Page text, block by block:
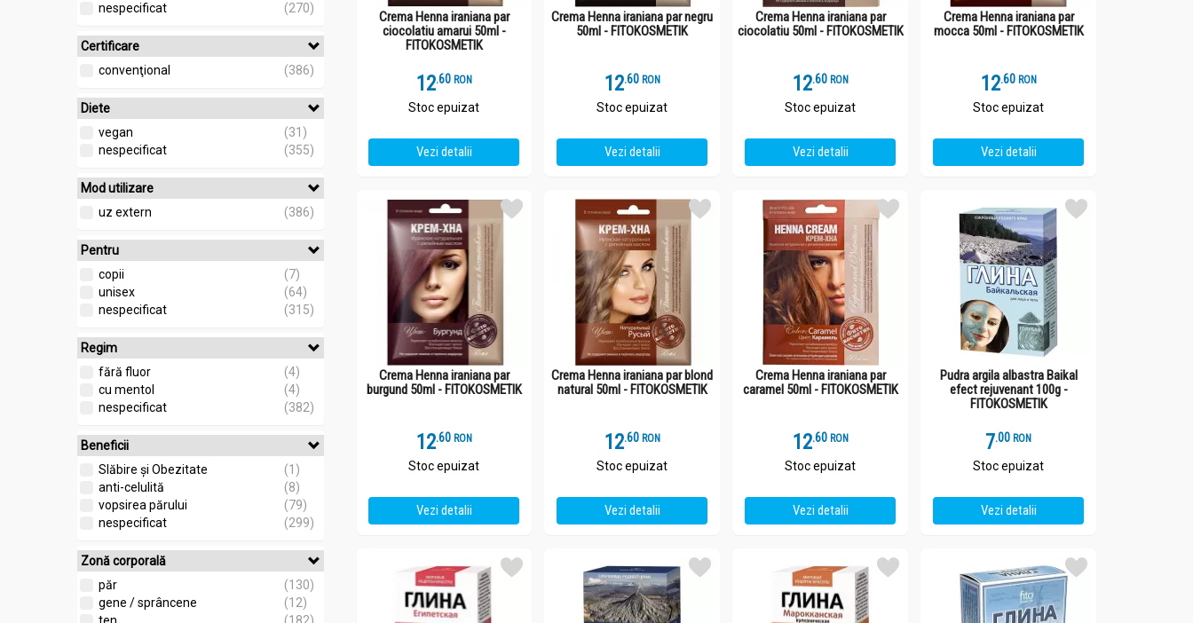
nespecificat
(270)
Certificare
convenţional
(386)
Diete
vegan
(31)
nespecificat
(355)
Mod utilizare
uz extern
(386)
Pentru
copii
(7)
unisex
(64)
nespecificat
(315)
Regim
fără fluor
(4)
cu mentol
(4)
nespecificat
(382)
Beneficii
Slăbire și Obezitate
(1)
anti-celulită
(8)
vopsirea părului
(79)
nespecificat
(299)
Zonă corporală
păr
(130)
gene / sprâncene
(12)
Crema Henna iraniana par
ciocolatiu amarui 50ml -
FITOKOSMETIK
12.6 RON
Stoc epuizat
Vezi detalii
Crema Henna iraniana par negru
50ml - FITOKOSMETIK
12.6 RON
Stoc epuizat
Vezi detalii
Crema Henna iraniana par
ciocolatiu 50ml - FITOKOSMETIK
12.6 RON
Stoc epuizat
Vezi detalii
Crema Henna iraniana par
mocca 50ml - FITOKOSMETIK
12.6 RON
Stoc epuizat
Vezi detalii
Crema Henna iraniana par
burgund 50ml - FITOKOSMETIK
12.6 RON
Stoc epuizat
Vezi detalii
Crema Henna iraniana par blond
natural 50ml - FITOKOSMETIK
12.6 RON
Stoc epuizat
Vezi detalii
Crema Henna iraniana par
caramel 50ml - FITOKOSMETIK
12.6 RON
Stoc epuizat
Vezi detalii
Pudra argila albastra Baikal
efect rejuvenant 100g -
FITOKOSMETIK
7.0 RON
Stoc epuizat
Vezi detalii